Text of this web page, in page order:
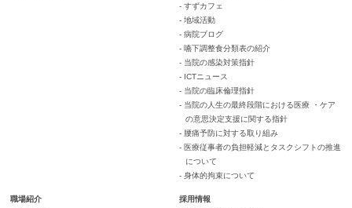
- すずカフェ
- 地域活動
- 病院ブログ
- 嚥下調整食分類表の紹介
- 当院の感染対策指針
- ICTニュース
- 当院の臨床倫理指針
- 当院の人生の最終段階における医療 ・ケア
の意思決定支援に関する指針
- 腰痛予防に対する取り組み
- 医療従事者の負担軽減とタスクシフトの推進
について
- 身体的拘束について
職場紹介
採用情報